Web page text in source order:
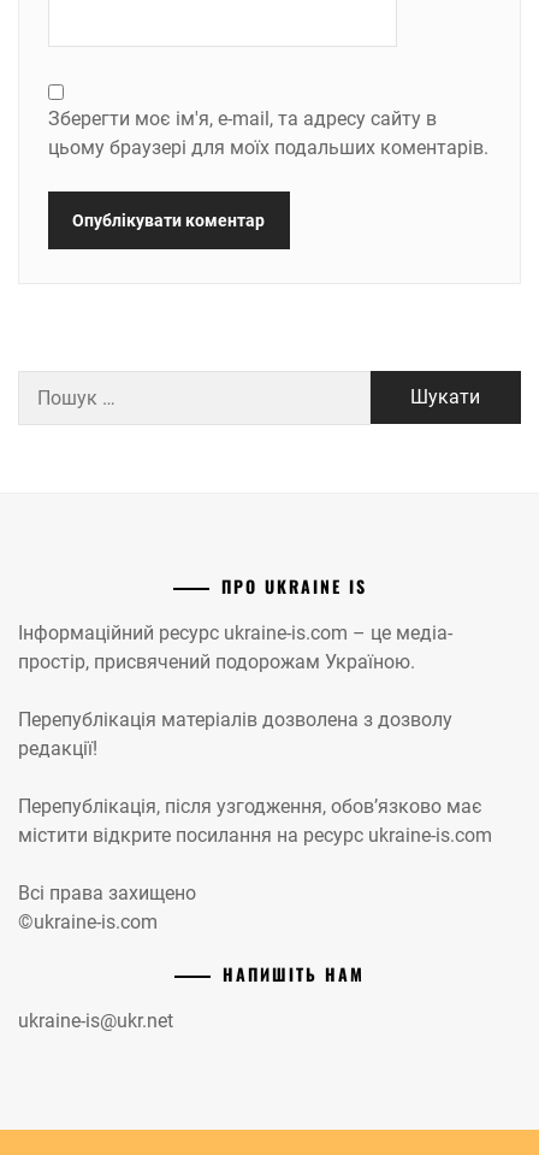
Зберегти моє ім'я, e-mail, та адресу сайту в
цьому браузері для моїх подальших коментарів.
ПРО UKRAINE IS
Інформаційний ресурс ukraine-is.com – це медіа-
простір, присвячений подорожам Україною.
Перепублікація матеріалів дозволена з дозволу
редакції!
Перепублікація, після узгодження, обов’язково має
містити відкрите посилання на ресурс ukraine-is.com
Всі права захищено
©ukraine-is.com
НАПИШІТЬ НАМ
ukraine-is@ukr.net